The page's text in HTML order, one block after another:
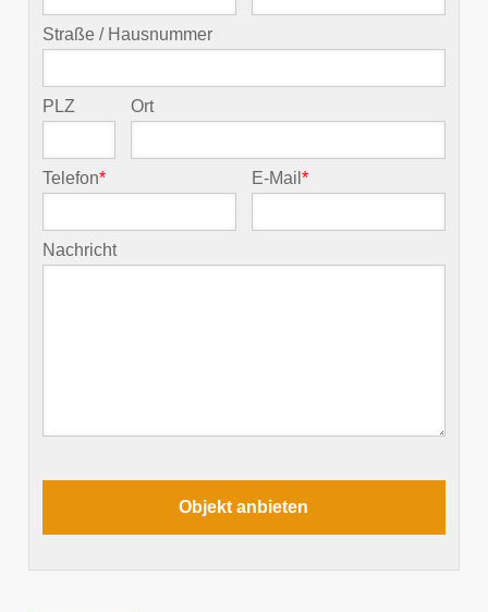
Straße / Hausnummer
PLZ Ort
Telefon* E-Mail*
Nachricht